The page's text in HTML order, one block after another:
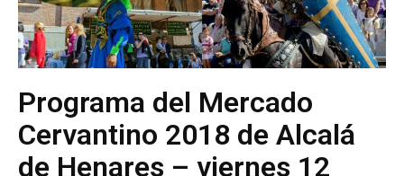
Programa del Mercado
Cervantino 2018 de Alcalá
de Henares – viernes 12